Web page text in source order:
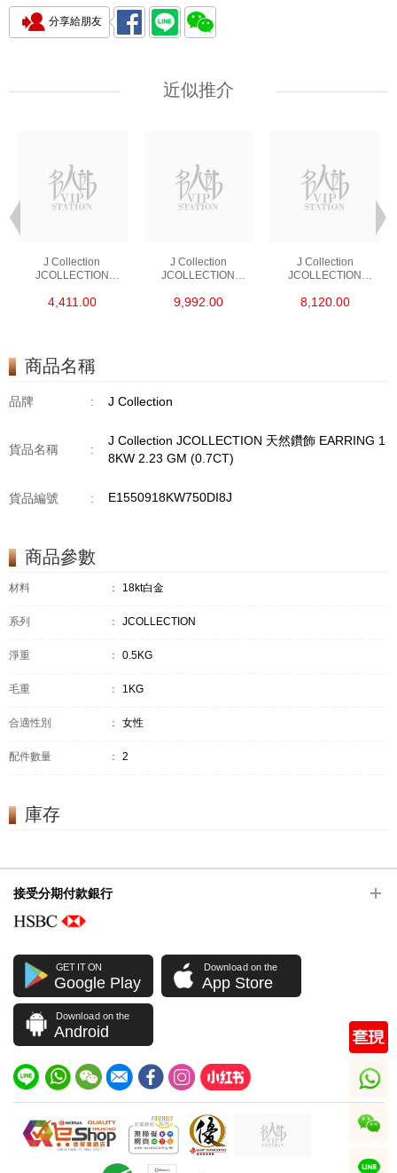
分享給朋友
近似推介
J Collection
JCOLLECTION
RDDI 0.48 CT18KR
4,411.00
J Collection
JCOLLECTION
RDDI 1.34 CT18KW
9,992.00
J Collection
JCOLLECTION
W/DIAMOND 7
8,120.00
商品名稱
品牌 : J Collection
貨品名稱 :
J Collection JCOLLECTION 天然鑽飾 EARRING 1
8KW 2.23 GM (0.7CT)
貨品編號 : E1550918KW750DI8J
商品參數
材料 ： 18kt白金
系列 ： JCOLLECTION
淨重 ： 0.5KG
毛重 ： 1KG
合適性別 ： 女性
配件數量 ： 2
庫存
接受分期付款銀行
GET IT ON
Google Play
Download on the
App Store
Download on the
Android
whatsapp